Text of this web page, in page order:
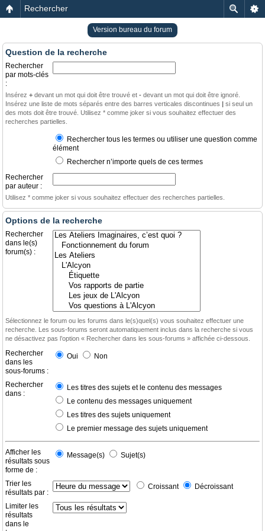
Rechercher
Version bureau du forum
Question de la recherche
Rechercher
par mots-clés
:
Insérez + devant un mot qui doit être trouvé et - devant un mot qui doit être ignoré.
Insérez une liste de mots séparés entre des barres verticales discontinues | si seul un
des mots doit être trouvé. Utilisez * comme joker si vous souhaitez effectuer des
recherches partielles.
Rechercher tous les termes ou utiliser une question comme
élément
Rechercher n’importe quels de ces termes
Rechercher
par auteur :
Utilisez * comme joker si vous souhaitez effectuer des recherches partielles.
Options de la recherche
Rechercher
dans le(s)
forum(s) :
Sélectionnez le forum ou les forums dans le(s)quel(s) vous souhaitez effectuer une
recherche. Les sous-forums seront automatiquement inclus dans la recherche si vous
ne désactivez pas l’option « Rechercher dans les sous-forums » affichée ci-dessous.
Rechercher
dans les
sous-forums :
Oui Non
Rechercher
dans :
Les titres des sujets et le contenu des messages
Le contenu des messages uniquement
Les titres des sujets uniquement
Le premier message des sujets uniquement
Afficher les
résultats sous
forme de :
Message(s) Sujet(s)
Trier les
résultats par :
Croissant Décroissant
Limiter les
résultats
dans le